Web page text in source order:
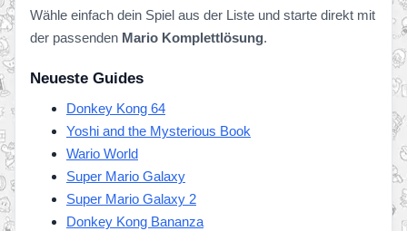
Wähle einfach dein Spiel aus der Liste und starte direkt mit
der passenden Mario Komplettlösung.
Neueste Guides
Donkey Kong 64
Yoshi and the Mysterious Book
Wario World
Super Mario Galaxy
Super Mario Galaxy 2
Donkey Kong Bananza